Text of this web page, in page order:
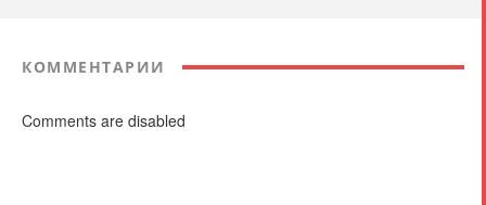
КОММЕНТАРИИ
Comments are disabled